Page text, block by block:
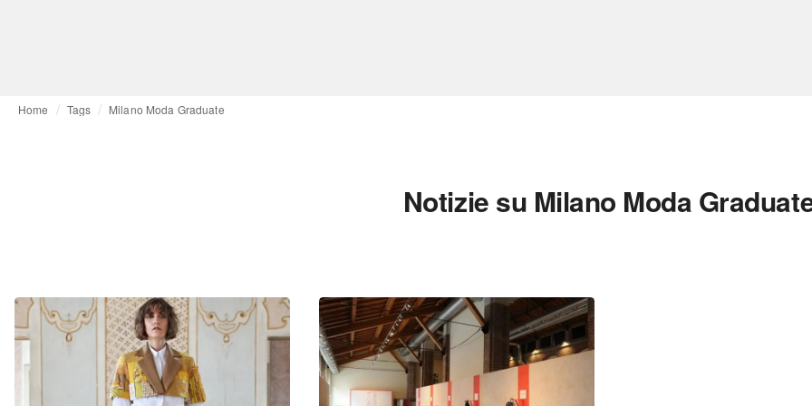
Home Tags Milano Moda Graduate
Notizie su Milano Moda